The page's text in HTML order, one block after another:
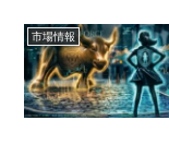
市場情報